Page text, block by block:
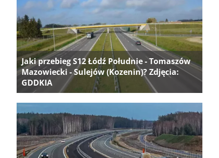
Jaki przebieg S12 Łódź Południe - Tomaszów
Mazowiecki - Sulejów (Kozenin)? Zdjęcia:
GDDKIA